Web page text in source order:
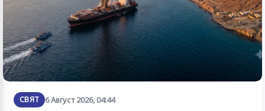
СВЯТ 6 Август 2026, 04:44